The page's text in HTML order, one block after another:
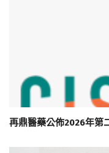
再鼎醫藥公佈2026年第